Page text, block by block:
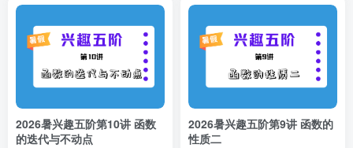
2026暑兴趣五阶第10讲 函数
的迭代与不动点
2026暑兴趣五阶第9讲 函数的
性质二